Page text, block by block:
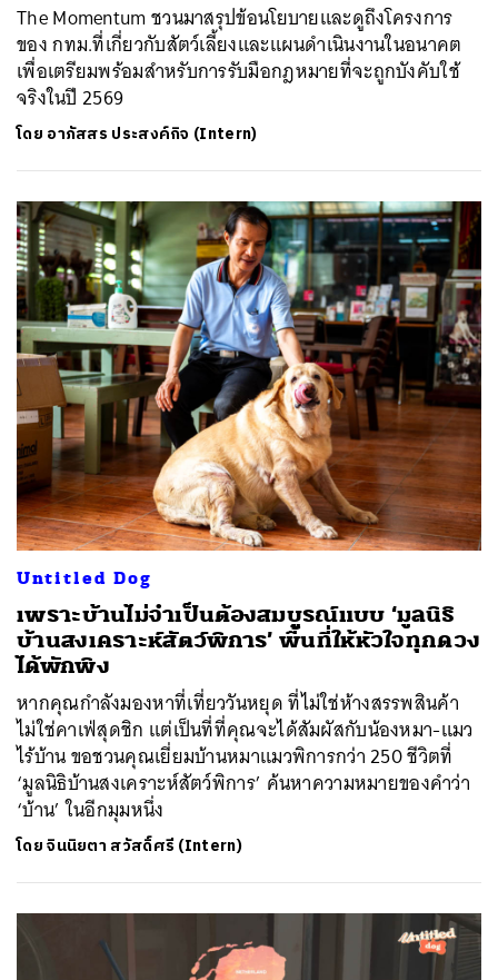
The Momentum ชวนมาสรุปข้อนโยบายและดูถึงโครงการ
ของ กทม.ที่เกี่ยวกับสัตว์เลี้ยงและแผนดำเนินงานในอนาคต
เพื่อเตรียมพร้อมสำหรับการรับมือกฎหมายที่จะถูกบังคับใช้
จริงในปี 2569
โดย อาภัสสร ประสงค์กิจ (Intern)
Untitled Dog
เพราะบ้านไม่จำเป็นต้องสมบูรณ์แบบ ‘มูลนิธิ
บ้านสงเคราะห์สัตว์พิการ’ พื้นที่ให้หัวใจทุกดวง
ได้พักพิง
หากคุณกำลังมองหาที่เที่ยววันหยุด ที่ไม่ใช่ห้างสรรพสินค้า
ไม่ใช่คาเฟ่สุดชิก แต่เป็นที่ที่คุณจะได้สัมผัสกับน้องหมา-แมว
ไร้บ้าน ขอชวนคุณเยี่ยมบ้านหมาแมวพิการกว่า 250 ชีวิตที่
‘มูลนิธิบ้านสงเคราะห์สัตว์พิการ’ ค้นหาความหมายของคำว่า
‘บ้าน’ ในอีกมุมหนึ่ง
โดยจินนิยตา สวัสดิ์ศรี (Intern)